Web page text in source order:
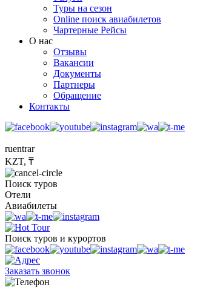
Туры на сезон
Online поиск авиабилетов
Чартерные Рейсы
О нас
Отзывы
Вакансии
Документы
Партнеры
Обращение
Контакты
ruentrar
KZT, ₸
Поиск туров
Отели
Авиабилеты
Поиск туров и курортов
Заказать звонок